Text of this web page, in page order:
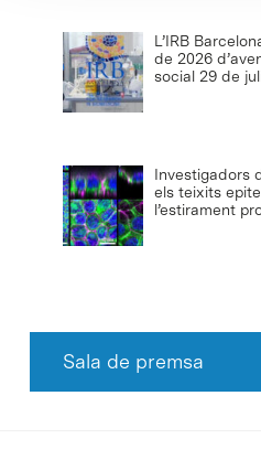
L’IRB
de 2026
social 29 de
Investigadors
els teixits
l’estirament
Sala de premsa